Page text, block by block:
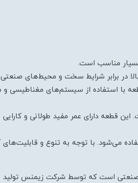
بسیار مناسب است.
بالا در برابر شرایط سخت و محیط‌های
با استفاده از سیستم‌های مغناطیسی و
قطعه دارای عمر مفید طولانی و کارایی
می‌شود. با توجه به تنوع و قابلیت‌های
صنعتی است که توسط شرکت زیمنس